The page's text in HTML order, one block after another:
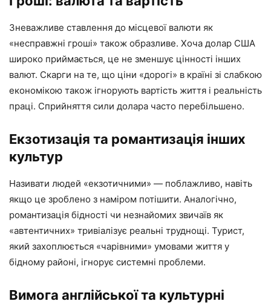
Зневажливе ставлення до місцевої валюти як
«несправжні гроші» також образливе. Хоча долар США
широко приймається, це не зменшує цінності інших
валют. Скарги на те, що ціни «дорогі» в країні зі слабкою
економікою також ігнорують вартість життя і реальність
праці. Сприйняття сили долара часто перебільшено.
Екзотизація та романтизація інших
культур
Називати людей «екзотичними» — поблажливо, навіть
якщо це зроблено з наміром потішити. Аналогічно,
романтизація бідності чи незнайомих звичаїв як
«автентичних» тривіалізує реальні труднощі. Турист,
який захоплюється «чарівними» умовами життя у
бідному районі, ігнорує системні проблеми.
Вимога англійської та культурні